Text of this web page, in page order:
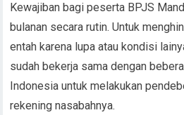
Kewajiban bagi peserta BPJS
bulanan secara rutin. Untuk
entah karena lupa atau kondisi
sudah bekerja sama dengan
Indonesia untuk melakukan
rekening nasabahnya.